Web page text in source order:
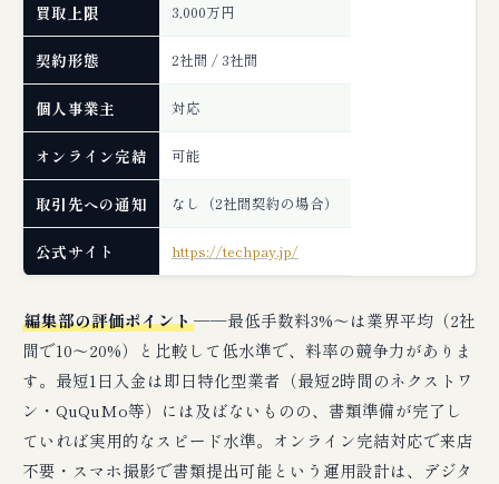
買取上限 3,000万円
契約形態 2社間 / 3社間
個人事業主 対応
オンライン完結 可能
取引先への通知 なし（2社間契約の場合）
公式サイト https://techpay.jp/
編集部の評価ポイント──最低手数料3%〜は業界平均（2社
間で10〜20%）と比較して低水準で、料率の競争力がありま
す。最短1日入金は即日特化型業者（最短2時間のネクストワ
ン・QuQuMo等）には及ばないものの、書類準備が完了し
ていれば実用的なスピード水準。オンライン完結対応で来店
不要・スマホ撮影で書類提出可能という運用設計は、デジタ